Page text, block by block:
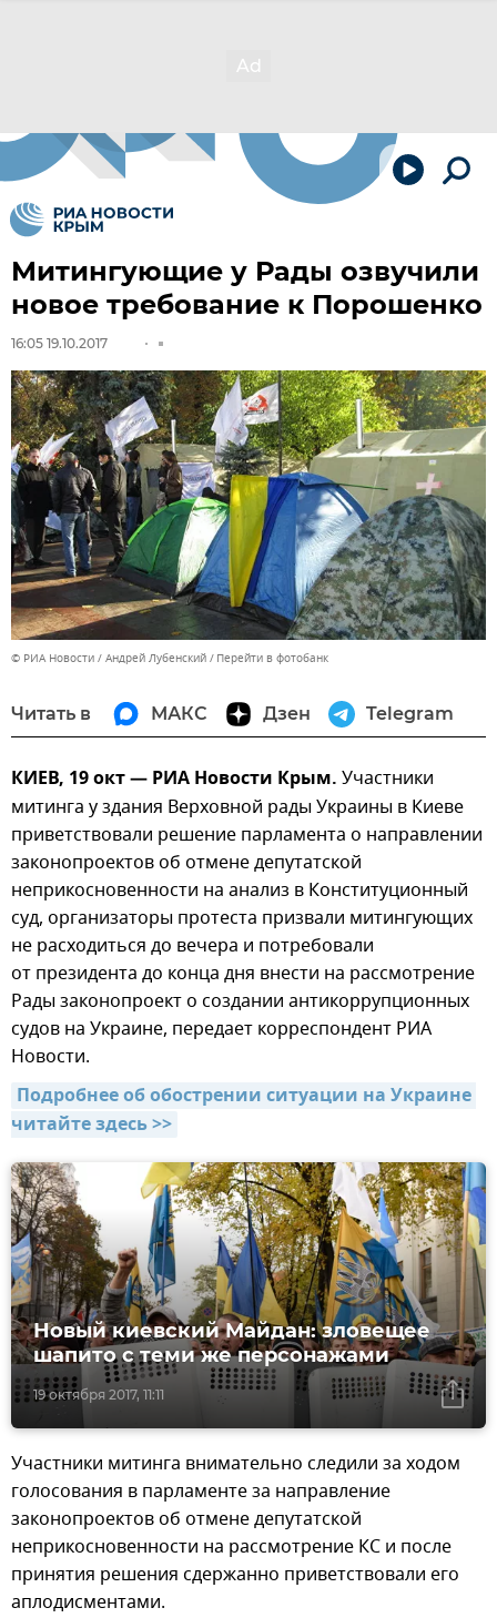
Митингующие у Рады озвучили
новое требование к Порошенко
16:05 19.10.2017
© РИА Новости / Андрей Лубенский Перейти в фотобанк
Читать в МАКС Дзен Telegram
КИЕВ, 19 окт — РИА Новости Крым. Участники
митинга у здания Верховной рады Украины в Киеве
приветствовали решение парламента о направлении
законопроектов об отмене депутатской
неприкосновенности на анализ в Конституционный
суд, организаторы протеста призвали митингующих
не расходиться до вечера и потребовали
от президента до конца дня внести на рассмотрение
Рады законопроект о создании антикоррупционных
судов на Украине, передает корреспондент РИА
Новости.
Подробнее об обострении ситуации на Украине
читайте здесь >>
19 октября 2017, 11:11
Новый киевский Майдан: зловещее
шапито с теми же персонажами
Участники митинга внимательно следили за ходом
голосования в парламенте за направление
законопроектов об отмене депутатской
неприкосновенности на рассмотрение КС и после
принятия решения сдержанно приветствовали его
аплодисментами.